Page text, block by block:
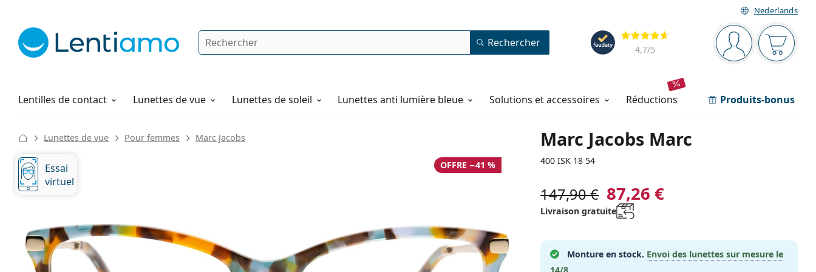
Nederlands
Barre de navigation
Vous êtesVotre
Évaluation
4,7/5
Rechercher Rechercher
Lentilles de contact
Solutions Lunettes de vue Lunettes de soleil Lunettes anti lumière bleue Solutions et accessoires réductions Produits-bonus
Comment commander
Marc Jacobs Marc
400 ISK 18 54
Lunettes de vue Pour femmes Marc Jacobs
OFFRE −41 %
Essai
virtuel
147,90 € 87,26 €
Livraison gratuite
Monture en stock. Envoi des lunettes sur mesure le